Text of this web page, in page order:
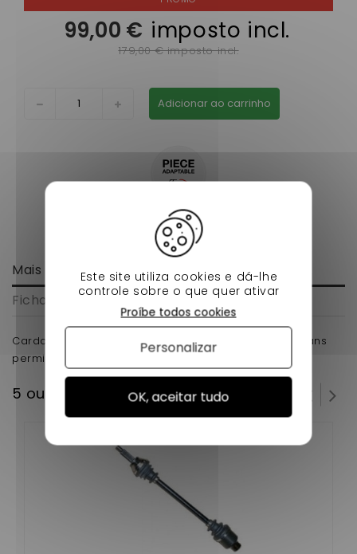
99,00 € imposto incl.
179,00 € imposto incl.
Adicionar ao carrinho
Mais informação
Ficha de dados
Cardan- bellier jade gauche 600mm pour voiture sans
permis en adaptable.
5 outros produtos na mesma categoria:
Este site utiliza cookies e dá-lhe
controle sobre o que quer ativar
OK, aceitar tudo
Proíbe todos cookies
Personalizar